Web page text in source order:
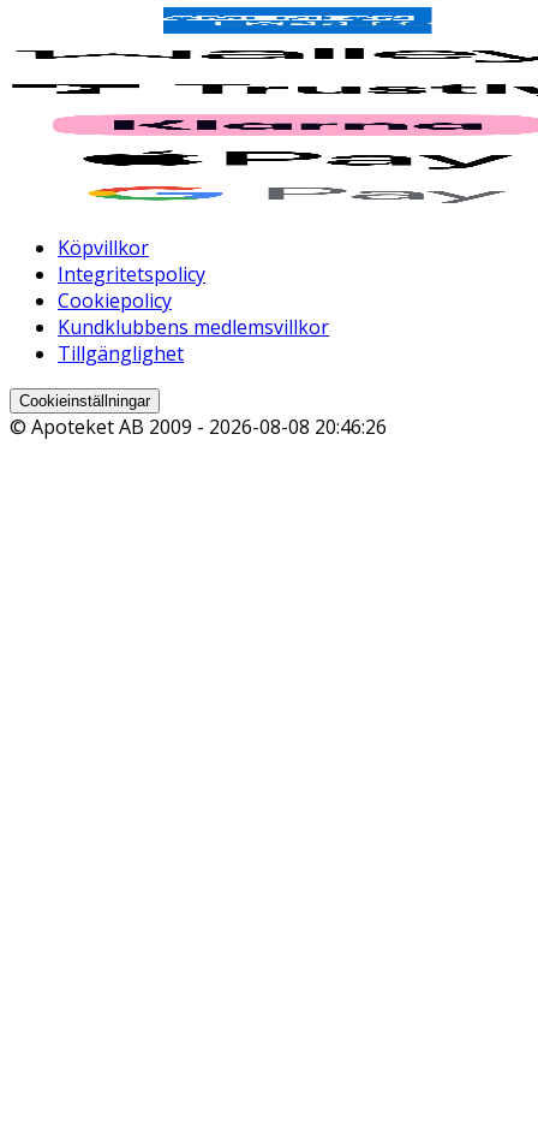
Köpvillkor
Integritetspolicy
Cookiepolicy
Kundklubbens medlemsvillkor
Tillgänglighet
Cookieinställningar
© Apoteket AB 2009 - 2026-08-08 20:46:26